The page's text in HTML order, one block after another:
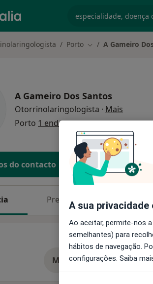
Porto Mudar de cidade
A Gameiro
A Gameiro Dos Santos
Otorrinolaringologista · Mais
Porto 1 endereço
do contacto
Preços
Mostrar mais detalhes
sobre a
A sua privacidade
Ao aceitar, permite-nos
semelhantes) para
hábitos de navegação.
configurações. Saiba